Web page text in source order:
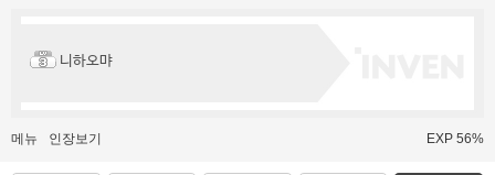
니하오먀
메뉴 인장보기 EXP 56%